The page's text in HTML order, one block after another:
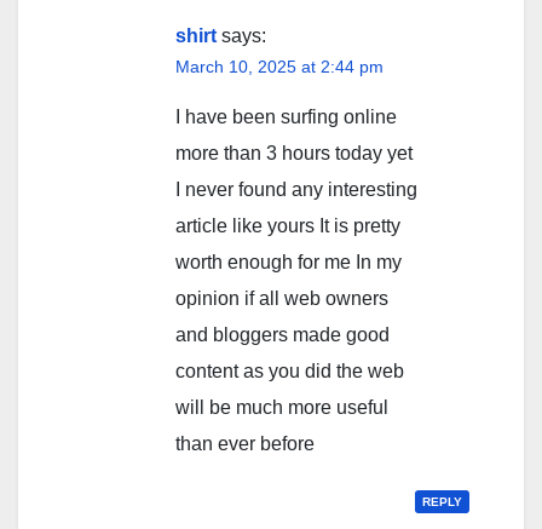
shirt says:
March 10, 2025 at 2:44 pm
I have been surfing online
more than 3 hours today yet
I never found any interesting
article like yours It is pretty
worth enough for me In my
opinion if all web owners
and bloggers made good
content as you did the web
will be much more useful
than ever before
REPLY